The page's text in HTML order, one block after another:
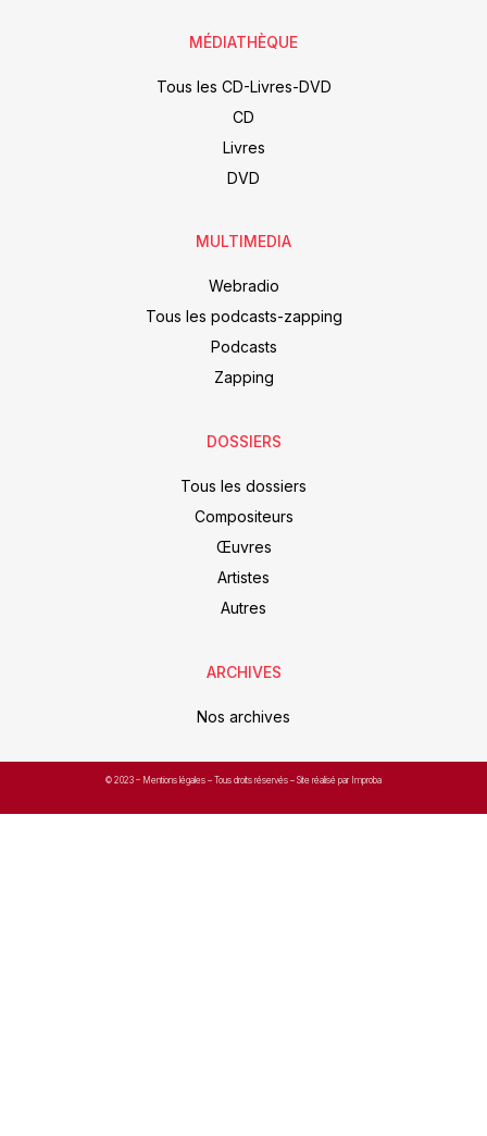
MÉDIATHÈQUE
Tous les CD-Livres-DVD
CD
Livres
DVD
MULTIMEDIA
Webradio
Tous les podcasts-zapping
Podcasts
Zapping
DOSSIERS
Tous les dossiers
Compositeurs
Œuvres
Artistes
Autres
ARCHIVES
Nos archives
© 2023 – Mentions légales – Tous droits réservés – Site réalisé par Improba